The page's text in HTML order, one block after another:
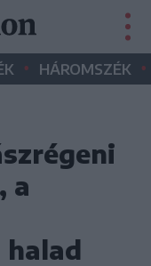
• HÁROMSZÉK •
a
halad